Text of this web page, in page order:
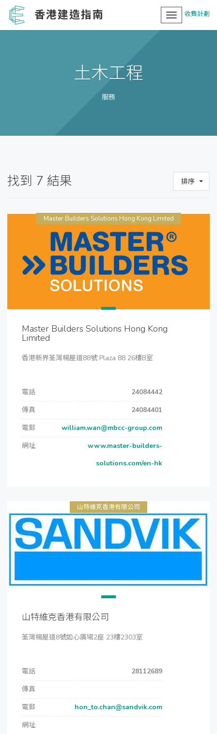
香港建造指南 收費計劃
Toggle
navigation
土木工程
服務
找到 7 結果 排序
Master Builders Solutions Hong Kong Limited
Master Builders Solutions Hong Kong
Limited
香港新界荃灣楊屋道88號 Plaza 88 26樓B室
電話
24084442
傳真
24084401
電郵
william.wan@mbcc-group.com
網址
www.master-builders-
solutions.com/en-hk
山特維克香港有限公司
山特維克香港有限公司
荃灣楊屋道8號如心廣場2座 23樓2303室
電話
28112689
傳真
電郵
hon_to.chan@sandvik.com
網址